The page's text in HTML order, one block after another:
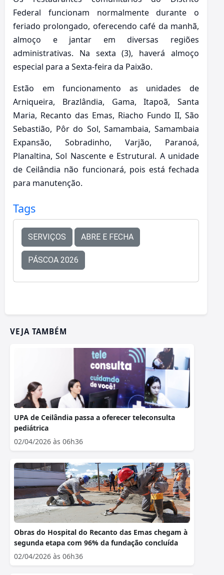
Federal funcionam normalmente durante o
feriado prolongado, oferecendo café da manhã,
almoço e jantar em diversas regiões
administrativas. Na sexta (3), haverá almoço
especial para a Sexta-feira da Paixão.
Estão em funcionamento as unidades de
Arniqueira, Brazlândia, Gama, Itapoã, Santa
Maria, Recanto das Emas, Riacho Fundo II, São
Sebastião, Pôr do Sol, Samambaia, Samambaia
Expansão, Sobradinho, Varjão, Paranoá,
Planaltina, Sol Nascente e Estrutural. A unidade
de Ceilândia não funcionará, pois está fechada
para manutenção.
Tags
SERVIÇOS ABRE E FECHA
PÁSCOA 2026
VEJA TAMBÉM
UPA de Ceilândia passa a oferecer teleconsulta
pediátrica
02/04/2026 às 06h36
Obras do Hospital do Recanto das Emas chegam à
segunda etapa com 96% da fundação concluída
02/04/2026 às 06h36